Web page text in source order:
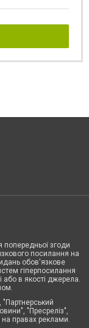
попередньої згоди
посилання на
обов'язкове
гіперпосилання
або в якості джерела.
"Пресреліз",
на правах реклами.